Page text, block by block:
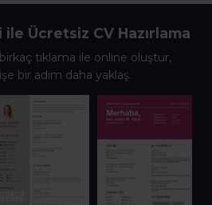
Ücretsiz CV Hazırlama
tıklama ile online oluştur,
bir adım daha yaklaş.